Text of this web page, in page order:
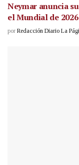
Neymar anuncia
el Mundial de 2026
por Redacción Diario La